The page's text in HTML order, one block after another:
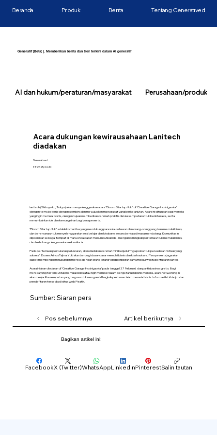
Generatif (Beta) |. Memberikan berita dan tren terkini dalam AI generatif
Acara dukungan kewirausahaan Lanitech
diadakan
Generatived
17/2/25, 04.30
lanitech (Shibuya-ku, Tokyo) akan menyelenggarakan acara "Bloom Startup Hub" di "Creative Garage Hoshigaoka"
dengan tema bekerja dengan gembira dan mewujudkan masyarakat yang berkelanjutan. Acara ini ditujukan bagi mereka
yang ingin memulai bisnis, dengan tujuan memberikan ceramah praktis dan kesempatan untuk berinteraksi, serta
menumbuhkan ide dan kemungkinan bagi para peserta.
"Bloom Startup Hub" adalah komunitas yang mendukung para wirausahawan dan orang-orang yang baru memulai bisnis,
dan berencana untuk menyelenggarakan sesi belajar dan lokakarya secara berkala di masa mendatang. Komunitas ini
diposisikan sebagai tempat di mana Anda dapat menumbuhkan ide, mengambil langkah pertama untuk memulai bisnis,
dan terhubung dengan rekan-rekan Anda.
Pada pertemuan pertukaran peluncuran, akan diadakan ceramah mini berjudul "Tiga poin untuk perusahaan rintisan yang
sukses". Dosen Arinos Tajima Yuki akan berbagi dasar-dasar memulai bisnis dan kisah sukses. Para peserta juga akan
dapat memperdalam hubungan mereka dengan orang-orang yang berpikiran sama melalui waktu pertukaran santai.
Acara ini akan diadakan di "Creative Garage Hoshigaoka" pada tanggal 27 Februari, dan partisipasinya gratis. Bagi
mereka yang tertarik untuk memulai bisnis atau ingin memperdalam pengetahuan bisnis mereka, acara networking ini
akan menjadi kesempatan yang bagus untuk mengambil langkah pertama dalam memulai bisnis. Informasi lebih lanjut dan
pendaftaran tersedia di situs web Peatix.
Sumber: Siaran pers
Pos sebelumnya Artikel berikutnya
Beranda Produk Berita Tentang Generatived
Bagikan artikel ini:
FacebookX (Twitter)WhatsAppLinkedInPinterestSalin tautan
AI dan hukum/peraturan/masyarakat Perusahaan/produk/